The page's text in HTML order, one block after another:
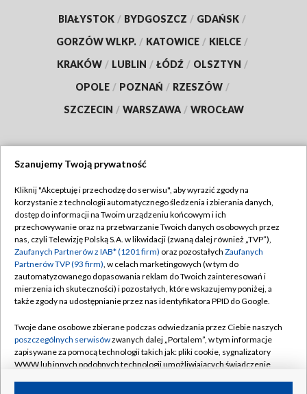
BIAŁYSTOK / BYDGOSZCZ / GDAŃSK /
GORZÓW WLKP. / KATOWICE / KIELCE /
KRAKÓW / LUBLIN / ŁÓDŹ / OLSZTYN /
OPOLE / POZNAŃ / RZESZÓW /
SZCZECIN / WARSZAWA / WROCŁAW
TVP
Abonament TVP
Emisja w TVP
Centrum informacji TVP
Naziemna Telewizja Cyfrowa
Rada Programowa
System NOS
Informacje o nadawcy
Regulamin TVP
Polityka prywatności
Moje zgody
Pomoc
Kontakt
Kanały
Szanujemy Twoją prywatność
Kliknij "Akceptuję i przechodzę do serwisu", aby wyrazić zgody na
korzystanie z technologii automatycznego śledzenia i zbierania danych,
dostęp do informacji na Twoim urządzeniu końcowym i ich
przechowywanie oraz na przetwarzanie Twoich danych osobowych przez
nas, czyli Telewizję Polską S.A. w likwidacji (zwaną dalej również „TVP”),
Zaufanych Partnerów z IAB* (1201 firm) oraz pozostałych Zaufanych
Partnerów TVP (93 firm), w celach marketingowych (w tym do
zautomatyzowanego dopasowania reklam do Twoich zainteresowań i
mierzenia ich skuteczności) i pozostałych, które wskazujemy poniżej, a
także zgody na udostępnianie przez nas identyfikatora PPID do Google.
Twoje dane osobowe zbierane podczas odwiedzania przez Ciebie naszych
poszczególnych serwisówzwanych dalej „Portalem”, w tym informacje
zapisywane za pomocą technologii takich jak: pliki cookie, sygnalizatory
WWW lub innych podobnych technologii umożliwiających świadczenie